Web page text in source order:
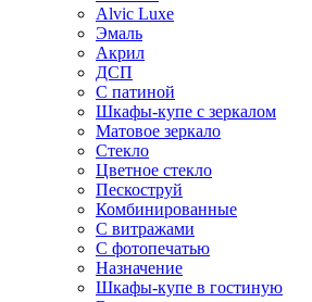
Alvic Luxe
Эмаль
Акрил
ДСП
С патиной
Шкафы-купе с зеркалом
Матовое зеркало
Стекло
Цветное стекло
Пескоструй
Комбинированные
С витражами
С фотопечатью
Назначение
Шкафы-купе в гостиную